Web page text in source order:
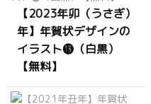
【2023年卯（うさぎ）
年】年賀状デザインの
イラスト⓭（白黒）
【無料】